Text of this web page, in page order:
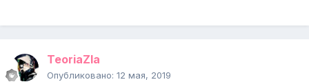
и так всегда при заходе на сервер
TeoriaZla
Опубликовано: 12 мая, 2019